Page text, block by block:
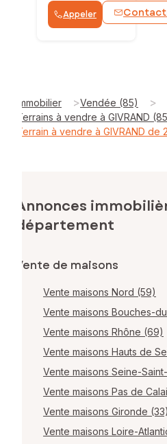
Appeler
Immobilier >Vendée (85) >
Terrains à vendre à GIVRAND
Terrain à vendre à GIVRAND de
Annonces
département
Vente de maisons
Vente maisons Nord (59)
Vente maisons Bouches-
Vente maisons Rhône (69)
Vente maisons Hauts de
Vente maisons Seine-
Vente maisons Pas de
Vente maisons Gironde (33)
Vente maisons Loire-